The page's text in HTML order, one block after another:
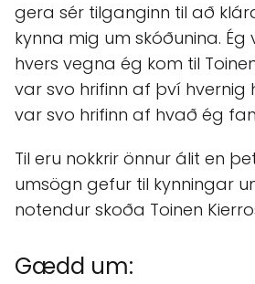
gera sér tilganginn til að
kynna mig um skóðunina. Ég
hvers vegna ég kom til
var svo hrifinn af því hvernig
var svo hrifinn af hvað ég
Til eru nokkrir önnur álit en
umsögn gefur til kynningar
notendur skoða Toinen
Gædd um: